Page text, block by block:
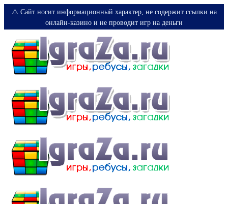
⚠️ Сайт носит информационный характер, не содержит ссылки на
онлайн-казино и не проводит игр на деньги